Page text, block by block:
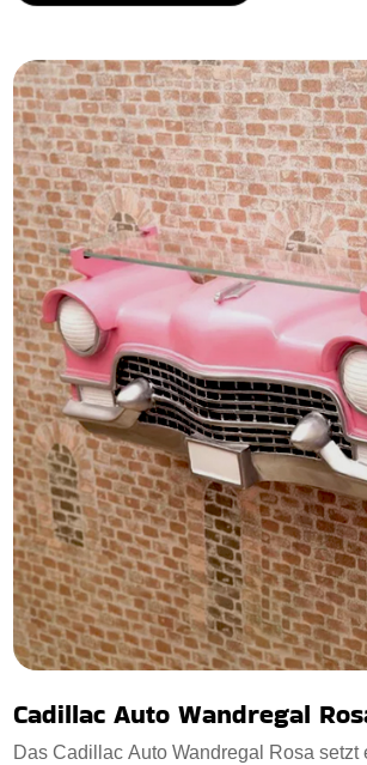
Cadillac Auto Wandregal
Das Cadillac Auto Wandregal Rosa setzt